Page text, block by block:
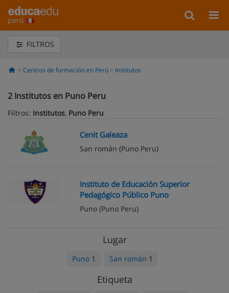
perú
FILTROS
Centros de formación en Perú Institutos
2 Institutos en Puno Peru
Filtros: Institutos, Puno Peru
Cenit Galeaza
San román (Puno Peru)
Instituto de Educación Superior
Pedagógico Público Puno
Puno (Puno Peru)
Lugar
Puno 1 San román 1
Etiqueta